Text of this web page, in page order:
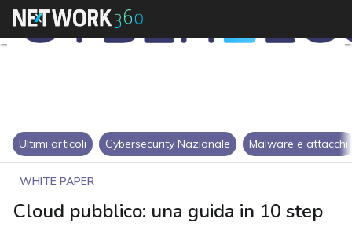
Ultimi articoli Cybersecurity Nazionale Malware e attacchi
WHITE PAPER
Cloud pubblico: una guida in 10 step